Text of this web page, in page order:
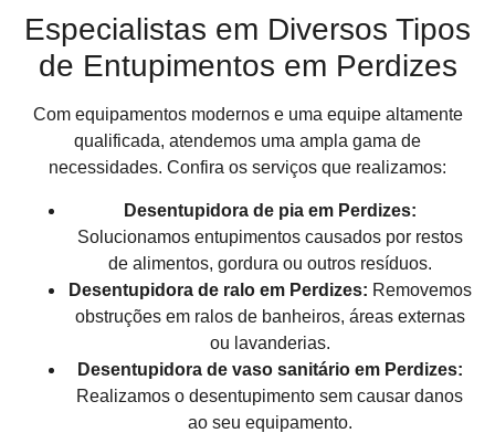
Especialistas em Diversos Tipos
de Entupimentos em Perdizes
Com equipamentos modernos e uma equipe altamente
qualificada, atendemos uma ampla gama de
necessidades. Confira os serviços que realizamos:
Desentupidora de pia em Perdizes:
Solucionamos entupimentos causados por restos
de alimentos, gordura ou outros resíduos.
Desentupidora de ralo em Perdizes: Removemos
obstruções em ralos de banheiros, áreas externas
ou lavanderias.
Desentupidora de vaso sanitário em Perdizes:
Realizamos o desentupimento sem causar danos
ao seu equipamento.